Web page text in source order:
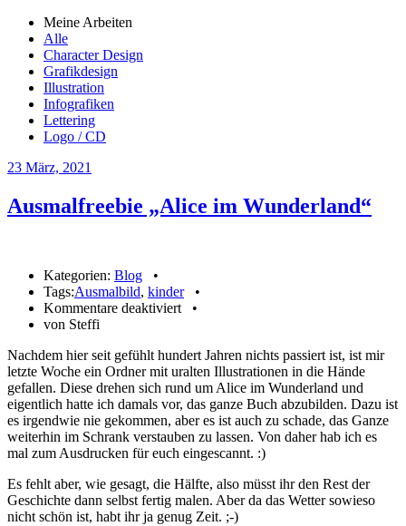
Meine Arbeiten
Alle
Character Design
Grafikdesign
Illustration
Infografiken
Lettering
Logo / CD
23 März, 2021
Ausmalfreebie „Alice im Wunderland“
Kategorien: Blog •
Tags:Ausmalbild, kinder•
Kommentare deaktiviertfür
im
Wunderland“
•
von Steffi
Nachdem hier seit gefühlt hundert Jahren nichts passiert ist, ist mir
letzte Woche ein Ordner mit uralten Illustrationen in die Hände
gefallen. Diese drehen sich rund um Alice im Wunderland und
eigentlich hatte ich damals vor, das ganze Buch abzubilden. Dazu ist
es irgendwie nie gekommen, aber es ist auch zu schade, das Ganze
weiterhin im Schrank verstauben zu lassen. Von daher hab ich es
mal zum Ausdrucken für euch eingescannt. :)
Es fehlt aber, wie gesagt, die Hälfte, also müsst ihr den Rest der
Geschichte dann selbst fertig malen. Aber da das Wetter sowieso
nicht schön ist, habt ihr ja genug Zeit. ;-)